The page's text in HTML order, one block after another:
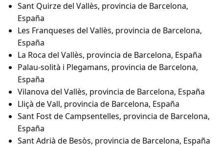
Sant Quirze del Vallès, provincia de Barcelona,
España
Les Franqueses del Vallès, provincia de Barcelona,
España
La Roca del Vallès, provincia de Barcelona, España
Palau-solità i Plegamans, provincia de Barcelona,
España
Vilanova del Vallès, provincia de Barcelona, España
Lliçà de Vall, provincia de Barcelona, España
Sant Fost de Campsentelles, provincia de Barcelona,
España
Sant Adrià de Besòs, provincia de Barcelona, España